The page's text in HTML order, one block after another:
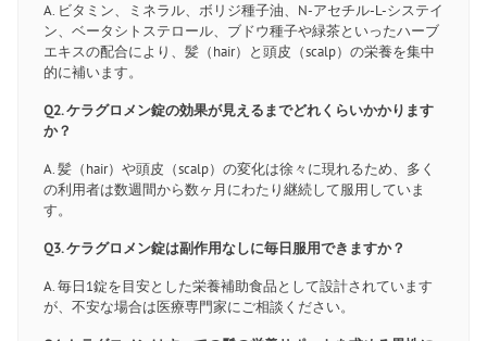
A. ビタミン、ミネラル、ボリジ種子油、N-アセチル-L-システイ
ン、ベータシトステロール、ブドウ種子や緑茶といったハーブ
エキスの配合により、髪（hair）と頭皮（scalp）の栄養を集中
的に補います。
Q2. ケラグロメン錠の効果が見えるまでどれくらいかかります
か？
A. 髪（hair）や頭皮（scalp）の変化は徐々に現れるため、多く
の利用者は数週間から数ヶ月にわたり継続して服用していま
す。
Q3. ケラグロメン錠は副作用なしに毎日服用できますか？
A. 毎日1錠を目安とした栄養補助食品として設計されています
が、不安な場合は医療専門家にご相談ください。